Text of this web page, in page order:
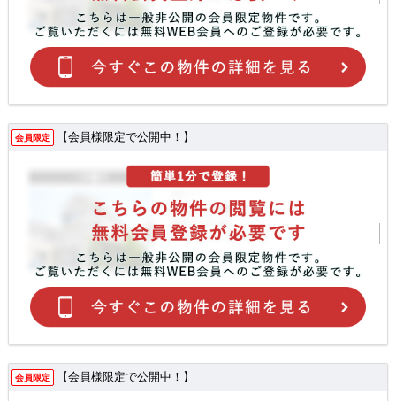
会員限定 【会員様限定で公開中！】
会員限定 【会員様限定で公開中！】